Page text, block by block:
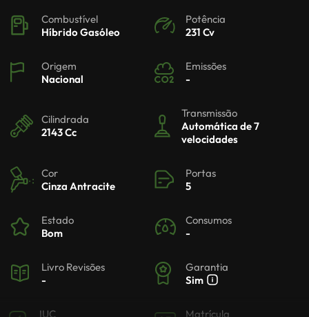
Combustível
Híbrido Gasóleo
Potência
231 Cv
Origem
Nacional
Emissões
-
Cilindrada
2143 Cc
Transmissão
Automática de 7
velocidades
Cor
Cinza Antracite
Portas
5
Estado
Bom
Consumos
-
Livro Revisões
-
Garantia
Sim
IUC
Matrícula